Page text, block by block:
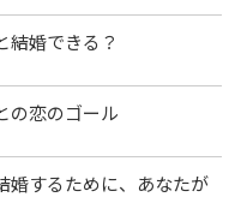
結婚できる？
の恋のゴール
婚するために、あなたが